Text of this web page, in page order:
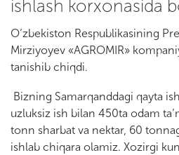
ishlash korxonasida
O’zbekiston Respublikasining
Mirziyoyev «AGROMIR»
tanishib chiqdi.
Bizning Samarqanddagi qayta
uzluksiz ish bilan 450ta odam
tonn sharbat va nektar, 60
ishlab chiqara olamiz. Xozirgi